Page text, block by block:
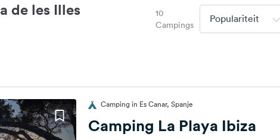
de les Illes
10
Campings
Populariteit
Camping in Es Canar, Spanje
Camping La Playa Ibiza